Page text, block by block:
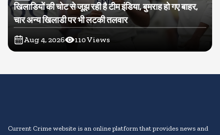
खिलाडियों की चोट से जूझ रही है टीम इंडिया, बुमराह हो गए बाहर,
चार अन्य खिलाडी पर भी लटकी तलवार
Aug 4, 2026 110Views
Current Crime website is an online platform that provides news and